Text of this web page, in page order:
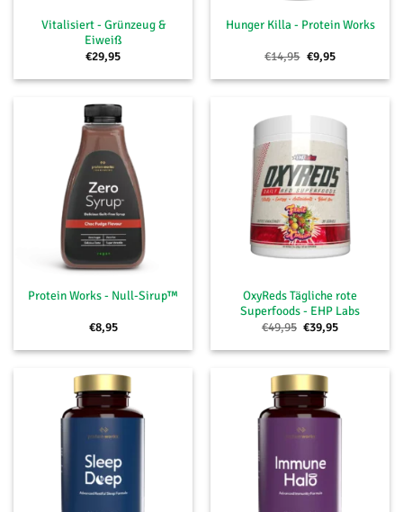
Vitalisiert - Grünzeug &
Eiweiß
€29,95
Hunger Killa - Protein Works
€14,95 Ursprünglicher
Preis
war:
€9,95Aktueller
ist:
Protein Works - Null-Sirup™
€8,95
OxyReds Tägliche rote
Superfoods - EHP Labs
€49,95 Ursprünglicher
Preis
war:
€39,95Aktueller
ist: